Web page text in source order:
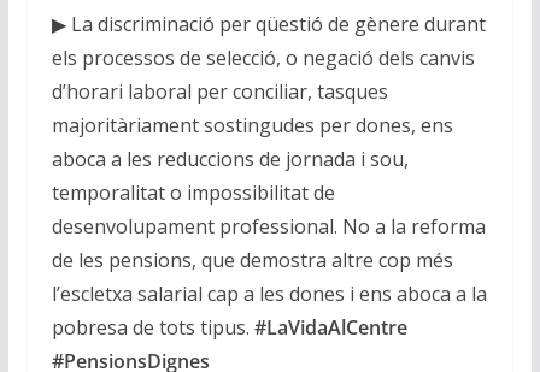
▶ La discriminació per qüestió de gènere durant
els processos de selecció, o negació dels canvis
d’horari laboral per conciliar, tasques
majoritàriament sostingudes per dones, ens
aboca a les reduccions de jornada i sou,
temporalitat o impossibilitat de
desenvolupament professional. No a la reforma
de les pensions, que demostra altre cop més
l’escletxa salarial cap a les dones i ens aboca a la
pobresa de tots tipus. #LaVidaAlCentre
#PensionsDignes